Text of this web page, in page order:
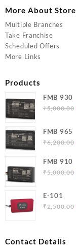
More About Store
Multiple Branches
Take Franchise
Scheduled Offers
More Links
Products
FMB 930
₹5,000.00
FMB 965
₹6,200.00
FMB 910
₹5,000.00
E-101
₹2,500.00
Contact Details